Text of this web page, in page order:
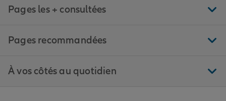
Pages les + consultées
Pages recommandées
À vos côtés au quotidien